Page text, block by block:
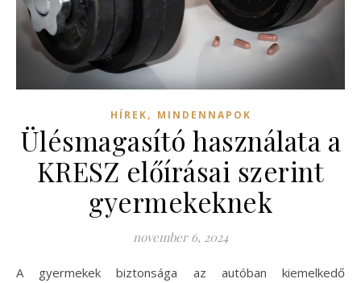
HÍREK, MINDENNAPOK
Ülésmagasító használata a
KRESZ előírásai szerint
gyermekeknek
november 6, 2024
A gyermekek biztonsága az autóban kiemelkedő